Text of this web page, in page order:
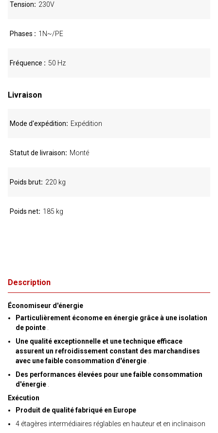
Description
Économiseur d'énergie
Particulièrement économe en énergie grâce à une isolation
de pointe
Une qualité exceptionnelle et une technique efficace
assurent un refroidissement constant des marchandises
avec une faible consommation d'énergie
Des performances élevées pour une faible consommation
d'énergie
Exécution
Produit de qualité fabriqué en Europe
4 étagères intermédiaires réglables en hauteur et en inclinaison
Tension 230V
Phases 1N~/PE
Fréquence 50 Hz
Livraison
Mode d'expédition Expédition
Statut de livraison Monté
Poids brut 220 kg
Poids net 185 kg